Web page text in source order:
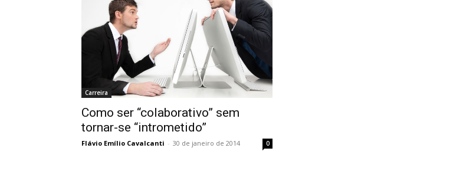
Carreira
Como ser “colaborativo” sem
tornar-se “intrometido”
Flávio Emílio Cavalcanti - 30 de janeiro de 2014 0